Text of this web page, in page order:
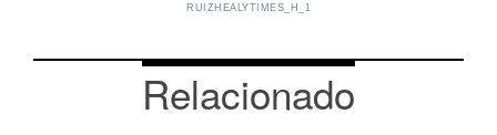
RUIZHEALYTIMES_H_1
Relacionado